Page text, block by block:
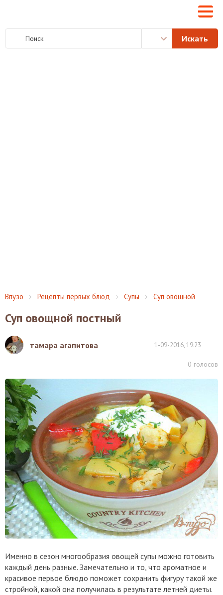
Впузо Рецепты первых блюд Супы Суп овощной
Суп овощной постный
тамара агапитова 1-09-2016, 19:23
0 голосов
Именно в сезон многообразия овощей супы можно готовить
каждый день разные. Замечательно и то, что ароматное и
красивое первое блюдо поможет сохранить фигуру такой же
стройной, какой она получилась в результате летней диеты.